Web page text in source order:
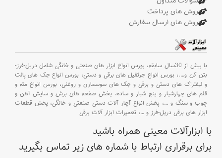
روش های پرداخت
روش های ارسال سفارش
با بیش از 30سال سابقه،
بورس انواع ابزار های صنعتی و خانگی شامل دریل-فرز-
بتن کن و….، بورس انواع جرثقیل های برقی و دستی، بورس انواع جک های پالت
و لیفتراک های دستی و برقی و جک های سوسماری و روغنی، بورس انواع مته و
قلم های چهارشیار و پنج شیار و ساده، پخش صفحه های برش و سایش آهن و
چوب و سنگ و …، پخش انواع آچار آلات دستی صنعتی و خانگی، پخش قطعات
ابزار های برقی دریل-فرز و …، تعمیرات ابزار آلات برقی
با ابزارآلات معینی همراه باشید
برای برقراری ارتباط با شماره های زیر تماس بگیرید